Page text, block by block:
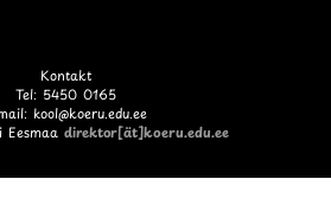
Kontakt
Tel: 5450 0165
kool@koeru.edu.ee
Eesmaa direktor[ät]koeru.edu.ee